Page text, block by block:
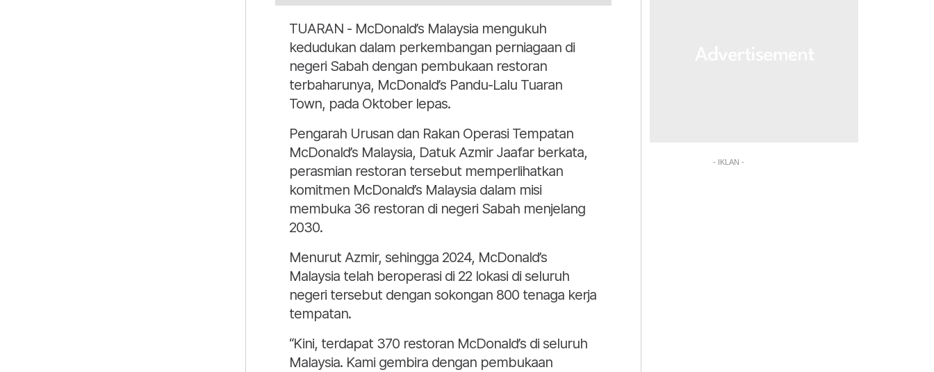
TUARAN - McDonald’s Malaysia mengukuh
kedudukan dalam perkembangan perniagaan di
negeri Sabah dengan pembukaan restoran
terbaharunya, McDonald’s Pandu-Lalu Tuaran
Town, pada Oktober lepas.
Pengarah Urusan dan Rakan Operasi Tempatan
McDonald’s Malaysia, Datuk Azmir Jaafar berkata,
perasmian restoran tersebut memperlihatkan
komitmen McDonald’s Malaysia dalam misi
membuka 36 restoran di negeri Sabah menjelang
2030.
Menurut Azmir, sehingga 2024, McDonald’s
Malaysia telah beroperasi di 22 lokasi di seluruh
negeri tersebut dengan sokongan 800 tenaga kerja
tempatan.
“Kini, terdapat 370 restoran McDonald’s di seluruh
Malaysia. Kami gembira dengan pembukaan
- IKLAN -